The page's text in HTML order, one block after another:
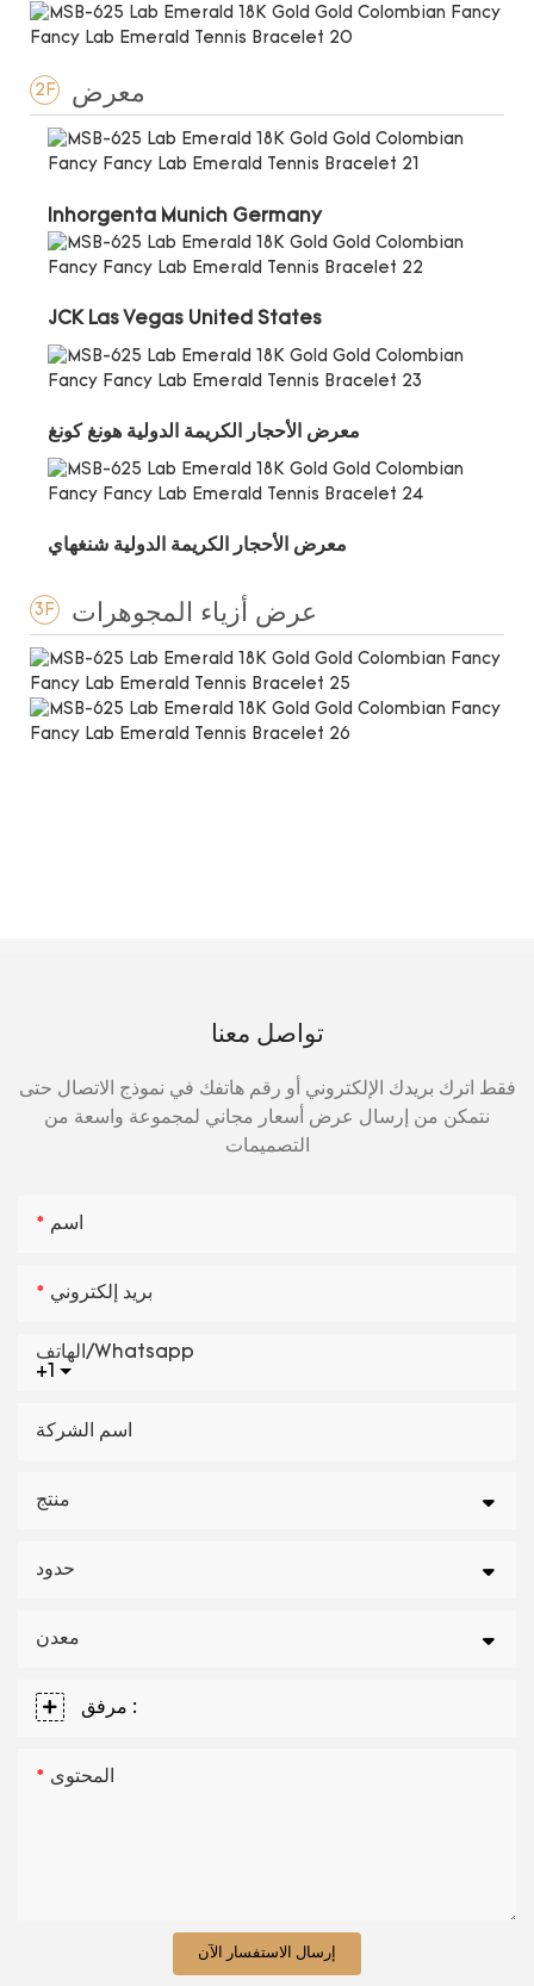
2F
Inhorgenta Munich Germany
JCK Las Vegas United States
معرض الأحجار الكريمة الدولية هونغ كونغ
معرض الأحجار الكريمة الدولية شنغهاي
3F
تواصل معنا
فقط اترك بريدك الإلكتروني أو رقم هاتفك في نموذج الاتصال حتى
نتمكن من إرسال عرض أسعار مجاني لمجموعة واسعة من
التصميمات
اسم
بريد إلكتروني
+1
الهاتف/whatsapp
اسم الشركة
منتج
حدود
معدن
مرفق :
المحتوى
إرسال الاستفسار الآن